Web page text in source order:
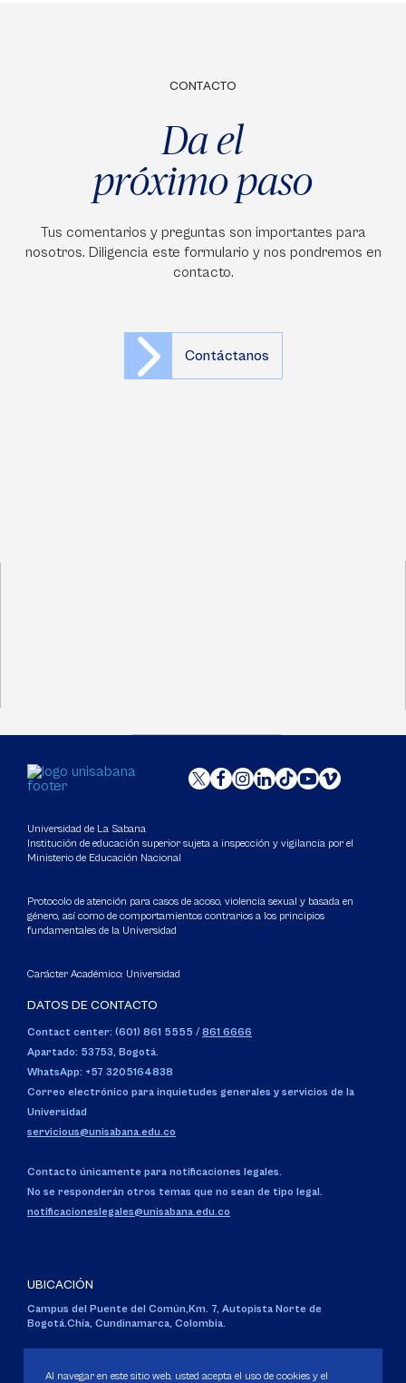
CONTACTO
Da el
próximo paso
Tus comentarios y preguntas son importantes para
nosotros. Diligencia este formulario y nos pondremos en
contacto.
Contáctanos
Universidad de La Sabana
Institución de educación superior sujeta a inspección y vigilancia por el
Ministerio de Educación Nacional
Protocolo de atención para casos de acoso, violencia sexual y basada en
género, así como de comportamientos contrarios a los principios
fundamentales de la Universidad
Carácter Académico: Universidad
DATOS DE CONTACTO
Contact center: (601) 861 5555 / 861 6666
Apartado: 53753, Bogotá.
WhatsApp: +57 3205164838
Correo electrónico para inquietudes generales y servicios de la
Universidad
servicious@unisabana.edu.co
Contacto únicamente para notificaciones legales.
No se responderán otros temas que no sean de tipo legal.
notificacioneslegales@unisabana.edu.co
UBICACIÓN
Campus del Puente del Común,Km. 7, Autopista Norte de
Bogotá.Chía, Cundinamarca, Colombia.
Personería Jurídica:Resolución 130 del 14 de enero de 1980.
Al navegar en este sitio web, usted acepta el uso de cookies y el